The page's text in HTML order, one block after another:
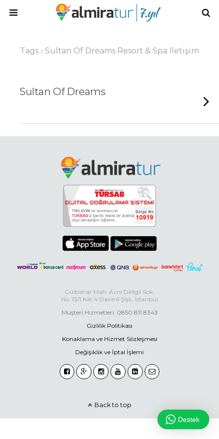
Tags › Sultan Of Dreams Resort & Spa İletişim
Sultan Of Dreams
Gülbahar Mah. Avni Dilligil Sok.
No: 13/1 Kat:4 Daire:6 Şişli, İstanbul
Müşteri Hizmetleri: 0850 811 8343
Gizlilik Politikası
Konaklama ve Hizmet Sözleşmesi
Değişiklik ve İptal İşlemi
Back to top
Destek